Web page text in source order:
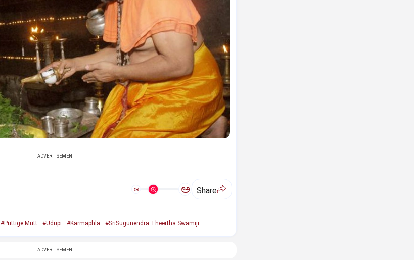
ADVERTISEMENT
ಅ ಅ Share
#Puttige Mutt #Udupi #Karmaphla #SriSugunendra Theertha Swamiji
ADVERTISEMENT